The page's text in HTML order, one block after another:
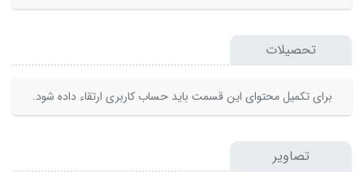
تحصیلات
برای تکمیل محتوای این قسمت باید حساب کاربری ارتقاء داده شود.
تصاویر